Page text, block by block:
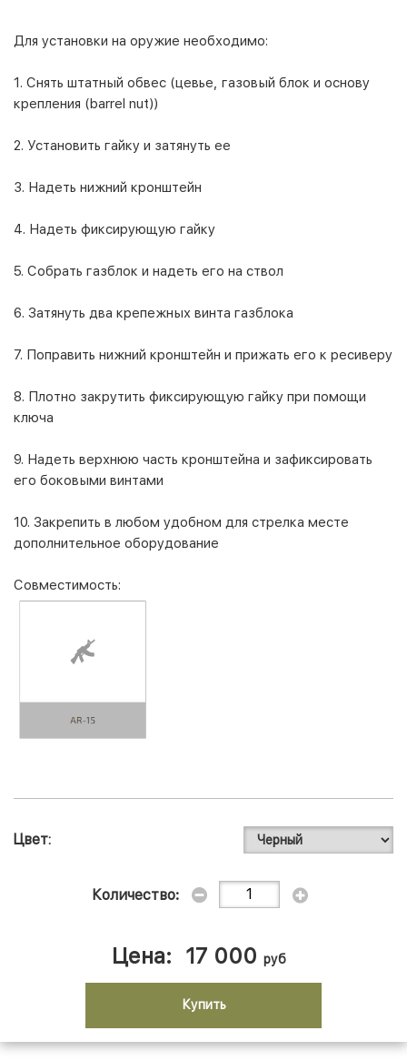
Для установки на оружие необходимо:
1. Снять штатный обвес (цевье, газовый блок и основу
крепления (barrel nut))
2. Установить гайку и затянуть ее
3. Надеть нижний кронштейн
4. Надеть фиксирующую гайку
5. Собрать газблок и надеть его на ствол
6. Затянуть два крепежных винта газблока
7. Поправить нижний кронштейн и прижать его к ресиверу
8. Плотно закрутить фиксирующую гайку при помощи
ключа
9. Надеть верхнюю часть кронштейна и зафиксировать
его боковыми винтами
10. Закрепить в любом удобном для стрелка месте
дополнительное оборудование
Совместимость:
Цвет
Количество:
Цена: 17 000 руб
Купить